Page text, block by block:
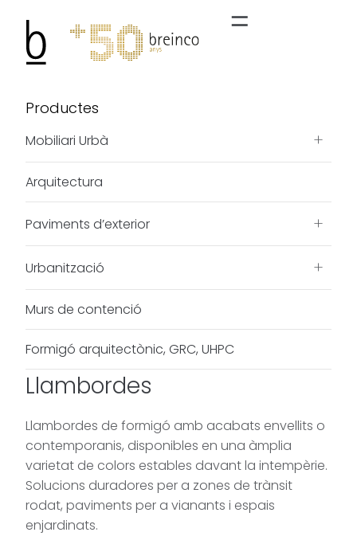
Productes
Mobiliari Urbà +
Arquitectura
Paviments d’exterior +
Urbanització +
Murs de contenció
Formigó arquitectònic, GRC, UHPC
Llambordes
Llambordes de formigó amb acabats envellits o
contemporanis, disponibles en una àmplia
varietat de colors estables davant la intempèrie.
Solucions duradores per a zones de trànsit
rodat, paviments per a vianants i espais
enjardinats.